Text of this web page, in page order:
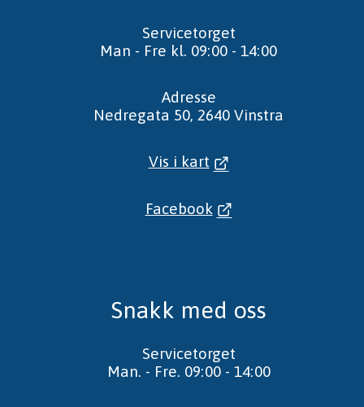
Servicetorget
Man - Fre kl. 09:00 - 14:00
Adresse
Nedregata 50, 2640 Vinstra
Vis i kart
Facebook
Snakk med oss
Servicetorget
Man. - Fre. 09:00 - 14:00